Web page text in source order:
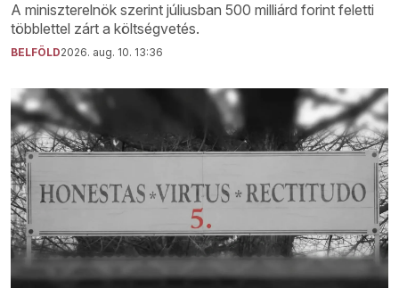
A miniszterelnök szerint júliusban 500 milliárd forint feletti
többlettel zárt a költségvetés.
BELFÖLD2026. aug. 10. 13:36